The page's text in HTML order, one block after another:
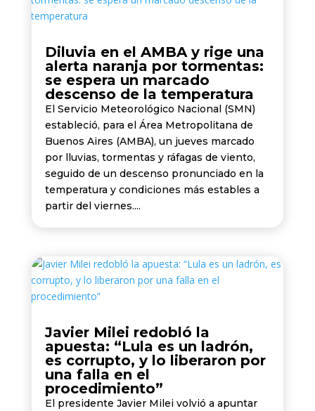
Diluvia en el AMBA y rige una
alerta naranja por tormentas:
se espera un marcado
descenso de la temperatura
El Servicio Meteorológico Nacional (SMN)
estableció, para el Área Metropolitana de
Buenos Aires (AMBA), un jueves marcado
por lluvias, tormentas y ráfagas de viento,
seguido de un descenso pronunciado en la
temperatura y condiciones más estables a
partir del viernes....
Javier Milei redobló la
apuesta: “Lula es un ladrón,
es corrupto, y lo liberaron por
una falla en el
procedimiento”
El presidente Javier Milei volvió a apuntar